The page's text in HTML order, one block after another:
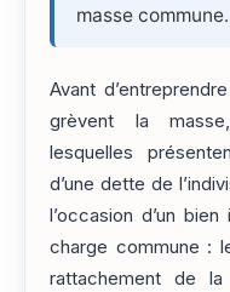
masse commune.
Avant
grèvent la
lesquelles
d’une dette de
l’occasion d’un
charge commune :
rattachement de